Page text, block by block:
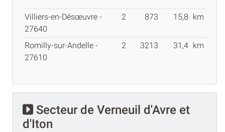
Villiers-en-Désœuvre -
27640
2 873 15,8 km
Romilly-sur-Andelle -
27610
2 3213 31,4 km
Secteur de Verneuil d'Avre et
d'Iton